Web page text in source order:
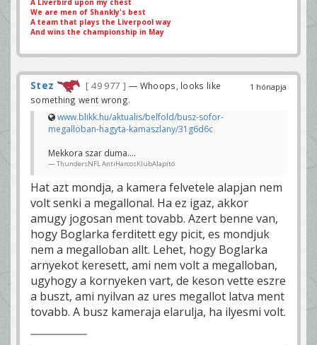
A Liverbird upon my chest
We are men of Shankly's best
A team that plays the Liverpool way
And wins the championship in May
1 hónapja
Stez 49 977
— Whoops, looks like
something went wrong.
www.blikk.hu/aktualis/belfold/busz-sofor-
megalloban-hagyta-kamaszlany/31g6d6c
Mekkora szar duma....
ThundersNFL AntiHarcosKlubAlapító
Hat azt mondja, a kamera felvetele alapjan nem
volt senki a megallonal. Ha ez igaz, akkor
amugy jogosan ment tovabb. Azert benne van,
hogy Boglarka ferditett egy picit, es mondjuk
nem a megalloban allt. Lehet, hogy Boglarka
arnyekot keresett, ami nem volt a megalloban,
ugyhogy a kornyeken vart, de keson vette eszre
a buszt, ami nyilvan az ures megallot latva ment
tovabb. A busz kameraja elarulja, ha ilyesmi volt.